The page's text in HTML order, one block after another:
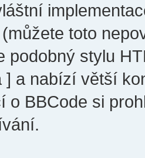
toto
podobný stylu
] a nabízí větší
o BBCode si